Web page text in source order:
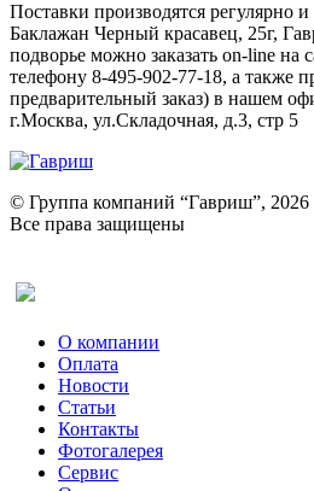
Поставки производятся регулярно
Баклажан Черный красавец, 25г,
подворье можно заказать on-line на
телефону 8-495-902-77-18, а также
предварительный заказ) в нашем
г.Москва, ул.Складочная, д.3, стр 5
© Группа компаний “Гавриш”, 2026
Все права защищены
О компании
Оплата
Новости
Статьи
Контакты
Фотогалерея​
Сервис